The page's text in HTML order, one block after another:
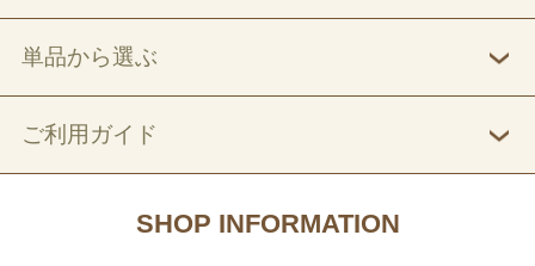
単品から選ぶ
ご利用ガイド
SHOP INFORMATION